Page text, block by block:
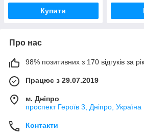
Купити
Про нас
98% позитивних з 170 відгуків за рік
Працює з 29.07.2019
м. Дніпро
проспект Героїв 3, Дніпро, Україна
Контакти